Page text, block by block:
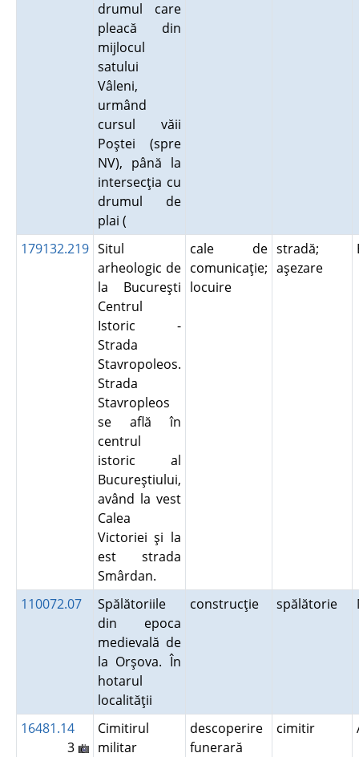
drumul care
pleacă din
mijlocul
satului
Vâleni,
urmând
cursul văii
Poştei (spre
NV), până la
intersecţia cu
drumul de
plai (
179132.219 Situl
arheologic de
la Bucureşti
Centrul
Istoric -
Strada
Stavropoleos.
Strada
Stavropleos
se află în
centrul
istoric al
Bucureştiului,
având la vest
Calea
Victoriei şi la
est strada
Smârdan.
cale de
comunicaţie;
locuire
stradă;
aşezare
110072.07
Spălătoriile
din epoca
medievală de
la Orşova. În
hotarul
localităţii
construcţie spălătorie
16481.14
3
Cimitirul
militar
descoperire
funerară
cimitir